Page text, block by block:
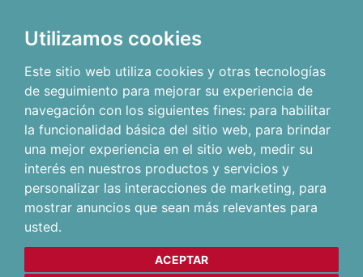
Utilizamos cookies
Este sitio web utiliza cookies y otras tecnologías
de seguimiento para mejorar su experiencia de
navegación con los siguientes fines: para habilitar
la funcionalidad básica del sitio web, para brindar
una mejor experiencia en el sitio web, medir su
interés en nuestros productos y servicios y
personalizar las interacciones de marketing, para
mostrar anuncios que sean más relevantes para
usted.
ACEPTAR